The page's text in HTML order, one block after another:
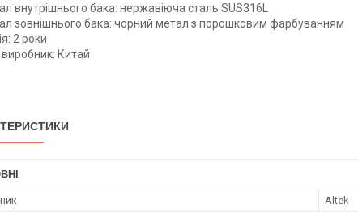
внутрішнього бака: нержавіюча сталь SUS316L
зовнішнього бака: чорний метал з порошковим фарбуванням
2 роки
виробник: Китай
Altek